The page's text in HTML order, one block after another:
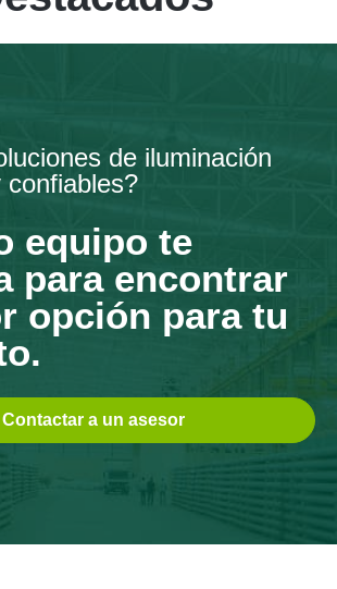
de iluminación
confiables?
equipo te
para encontrar
opción para tu
Contactar a un asesor